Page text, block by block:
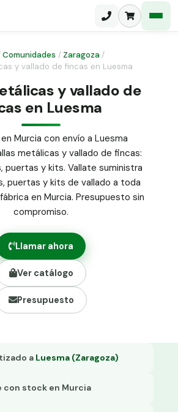
torsión
torsión
H.
dos hojas
peatonal
Hércules
simple torsión
espino galvanizado
PVC malla H.
H.
Comunidades / Zaragoza /
y vallado de fincas en Luesma
y vallado de
en Luesma
Murcia con envío a Luesma
metálicas y vallado de fincas:
puertas y kits. Vallate suministra
puertas y kits de vallado a toda
en Murcia. Presupuesto sin
compromiso.
Llamar ahora
Ver catálogo
Presupuesto
a Luesma (Zaragoza)
con stock en Murcia